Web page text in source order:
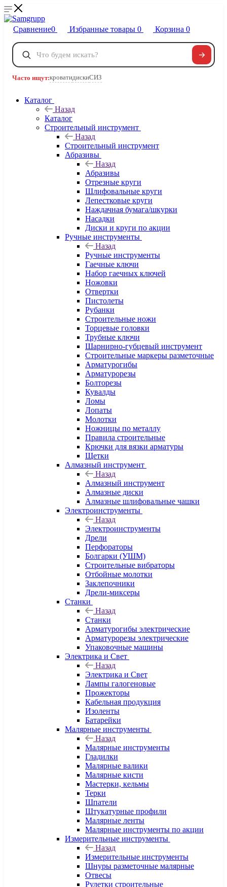
Сравнение0 Избранные товары 0 Корзина 0
Телефоны
8 800 222-40-09
Часто ищут:кроватидискиСИЗ
Каталог
Назад
Каталог
Строительный инструмент
Назад
Строительный инструмент
Абразивы
Назад
Абразивы
Отрезные круги
Шлифовальные круги
Лепестковые круги
Наждачная бумага/шкурки
Насадки
Диски и круги по акции
Ручные инструменты
Назад
Ручные инструменты
Гаечные ключи
Набор гаечных ключей
Ножовки
Отвертки
Пистолеты
Рубанки
Строительные ножи
Торцевые головки
Трубные ключи
Шарнирно-губцевый инструмент
Строительные маркеры разметочные
Арматурогибы
Арматурорезы
Болторезы
Кувалды
Ломы
Лопаты
Молотки
Ножницы по металлу
Правила строительные
Крючки для вязки арматуры
Щетки
Алмазный инструмент
Назад
Алмазный инструмент
Алмазные диски
Алмазные шлифовальные чашки
Электроинструменты
Назад
Электроинструменты
Дрели
Перфораторы
Болгарки (УШМ)
Строительные вибраторы
Отбойные молотки
Заклепочники
Дрели-миксеры
Станки
Назад
Станки
Арматурогибы электрические
Арматурорезы электрические
Упаковочные машины
Электрика и Свет
Назад
Электрика и Свет
Лампы галогеновые
Прожекторы
Кабельная продукция
Изоленты
Батарейки
Малярные инструменты
Назад
Малярные инструменты
Гладилки
Малярные валики
Малярные кисти
Мастерки, кельмы
Терки
Шпатели
Штукатурные профили
Малярные ленты
Малярные инструменты по акции
Измерительные инструменты
Назад
Измерительные инструменты
Шнуры разметочные малярные
Отвесы
Рулетки строительные